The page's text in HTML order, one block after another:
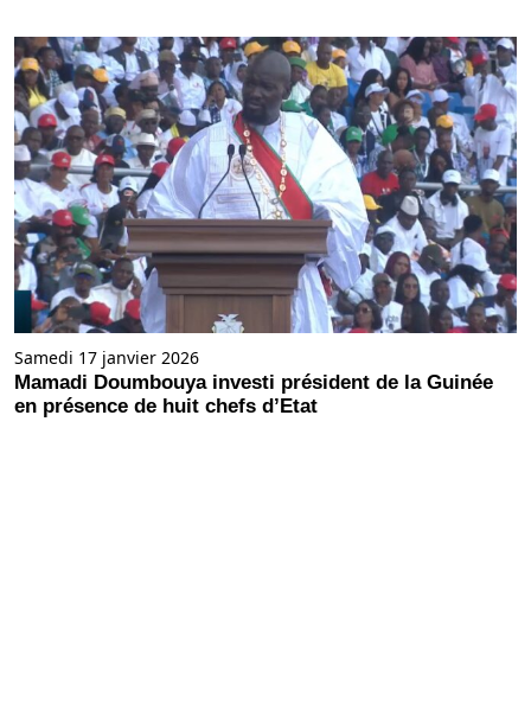
Samedi 17 janvier 2026
Mamadi Doumbouya investi président de la Guinée
en présence de huit chefs d’Etat